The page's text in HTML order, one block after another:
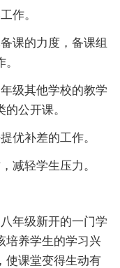
作。
课的力度，备课组
级其他学校的教学
公开课。
补差的工作。
轻学生压力。
年级新开的一门学
培养学生的学习兴
使课堂变得生动有